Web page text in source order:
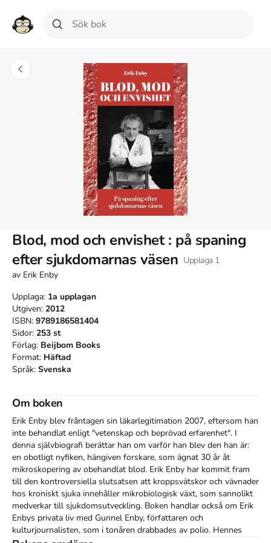
Blod, mod och envishet : på spaning
efter sjukdomarnas väsen Upplaga 1
av Erik Enby
Upplaga: 1a upplagan
Utgiven: 2012
ISBN: 9789186581404
Sidor: 253 st
Förlag: Beijbom Books
Format: Häftad
Språk: Svenska
Om boken
Erik Enby blev fråntagen sin läkarlegitimation 2007, eftersom han
inte behandlat enligt "vetenskap och beprövad erfarenhet". I
denna självbiografi berättar han om varför han blev den han är:
en obotligt nyfiken, hängiven forskare, som ägnat 30 år åt
mikroskopering av obehandlat blod. Erik Enby har kommit fram
till den kontroversiella slutsatsen att kroppsvätskor och vävnader
hos kroniskt sjuka innehåller mikrobiologisk växt, som sannolikt
medverkar till sjukdomsutveckling. Boken handlar också om Erik
Enbys privata liv med Gunnel Enby, författaren och
kulturjournalisten, som i tonåren drabbades av polio. Hennes